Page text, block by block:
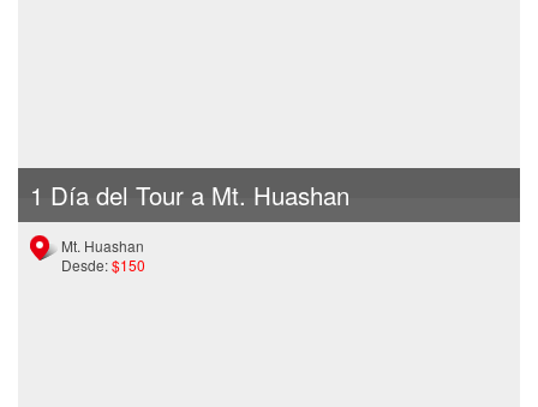
1 Día del Tour a Mt. Huashan
Mt. Huashan
Desde:$150